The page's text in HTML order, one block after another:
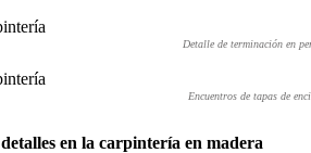
Detalle de terminación en
Encuentros de tapas de
en la carpintería en madera